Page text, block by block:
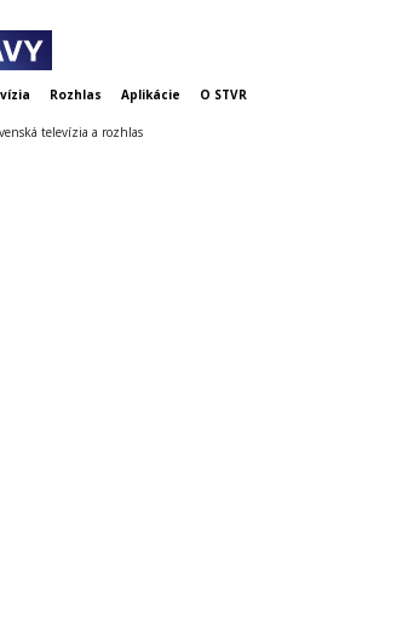
Rozhlas Aplikácie O STVR
televízia a rozhlas